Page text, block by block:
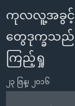
များ
ပင်မ
အကြောင်းအရာ
သို့
ကျော်
ကြည့်
နိုင်ငံတကာ
တရုတ်
အစ္စရေး-ပါလက်စတို
ဗွီဒီယို
သတင်းလွတ်လပ်ခွင့်
ရပ်ဝန်းတခု လမ်း
အင်္ဂလိပ်စာလေ့လာ
အမေရိကန်သုံးအီဒီယံ
အပတ်စဉ်ကဏ္ဍများ
ကုလလူ့အခွင့်
တွေဒုက္ခသည်
ကြည့်ရှု
၂၃ ဇြန္၊ ၂၀၁၆